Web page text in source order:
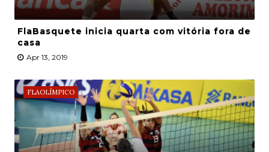
FlaBasquete inicia quarta com vitória fora de
casa
Apr 13, 2019
FLAOLÍMPICO